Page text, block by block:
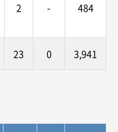
2 - 484
23 0 3,941